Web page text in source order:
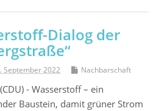
Dialog der
September 2022 Nachbarschaft
- Wasserstoff – ein
Baustein, damit grüner Strom